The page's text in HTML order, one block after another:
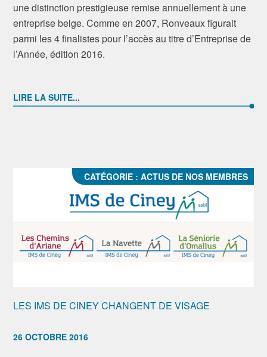
une distinction prestigieuse remise annuellement à une
entreprise belge. Comme en 2007, Ronveaux figurait
parmi les 4 finalistes pour l’accès au titre d’Entreprise de
l’Année, édition 2016.
LIRE LA SUITE...
LES IMS DE CINEY CHANGENT DE VISAGE
26 OCTOBRE 2016
CATÉGORIE : ACTUS DE NOS MEMBRES